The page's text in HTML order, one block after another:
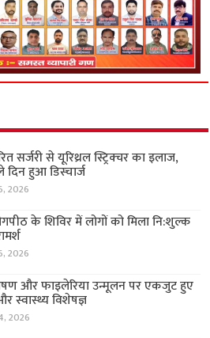
सर्जरी से यूरिथ्रल स्ट्रिक्चर का इलाज,
हुआ डिस्चार्ज
2026
के शिविर में लोगों को मिला नि:शुल्क
2026
और फाइलेरिया उन्मूलन पर एकजुट हुए
स्वास्थ्य विशेषज्ञ
2026